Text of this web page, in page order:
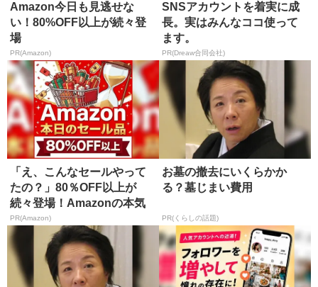
Amazon今日も見逃せな
い！80%OFF以上が続々登
場
PR(Amazon)
SNSアカウントを着実に成
長。実はみんなココ使って
ます。
PR(Dreaw合同会社)
「え、こんなセールやって
たの？」80％OFF以上が
続々登場！Amazonの本気
が...
PR(Amazon)
お墓の撤去にいくらかか
る？墓じまい費用
PR(くらしの話題)